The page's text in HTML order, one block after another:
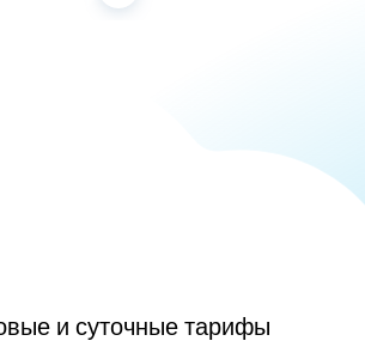
и суточные тарифы